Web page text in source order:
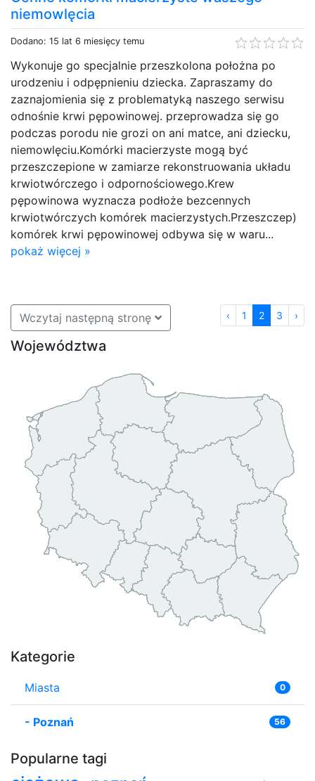
niemowlęcia
Dodano: 15 lat 6 miesięcy temu
Wykonuje go specjalnie przeszkolona położna po
urodzeniu i odpępnieniu dziecka. Zapraszamy do
zaznajomienia się z problematyką naszego serwisu
odnośnie krwi pępowinowej. przeprowadza się go
podczas porodu nie grozi on ani matce, ani dziecku,
niemowlęciu.Komórki macierzyste mogą być
przeszczepione w zamiarze rekonstruowania układu
krwiotwórczego i odpornościowego.Krew
pępowinowa wyznacza podłoże bezcennych
krwiotwórczych komórek macierzystych.Przeszczep)
komórek krwi pępowinowej odbywa się w waru...
pokaż więcej »
Wczytaj następną stronę ‹ 1 2 3 ›
Województwa
Kategorie
Miasta 0
- Poznań 56
Popularne tagi